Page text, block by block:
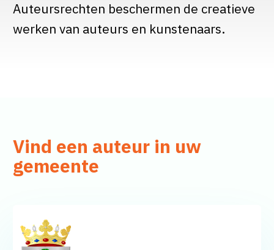
Auteursrechten beschermen de creatieve
werken van auteurs en kunstenaars.
Vind een auteur in uw
gemeente